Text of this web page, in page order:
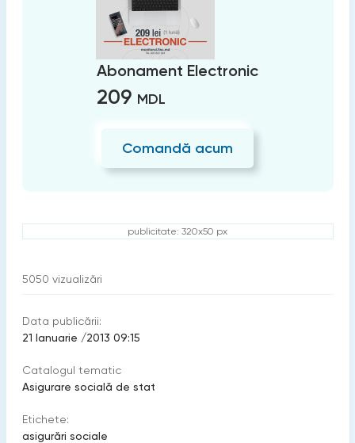
Abonament Electronic
209 MDL
Comandă acum
publicitate: 320x50 px
5050 vizualizări
Data publicării:
21 Ianuarie /2013 09:15
Catalogul tematic
Asigurare socială de stat
Etichete:
asigurări sociale